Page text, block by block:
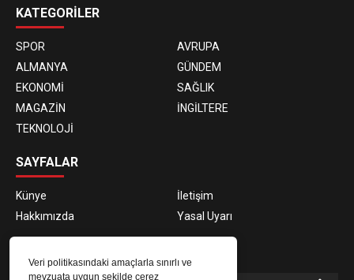
Veri politikasındaki amaçlarla sınırlı ve
mevzuata uygun şekilde çerez
KATEGORİLER
SPOR
AVRUPA
ALMANYA
GÜNDEM
EKONOMİ
SAĞLIK
MAGAZİN
İNGİLTERE
TEKNOLOJİ
SAYFALAR
Künye
İletişim
Hakkımızda
Yasal Uyarı